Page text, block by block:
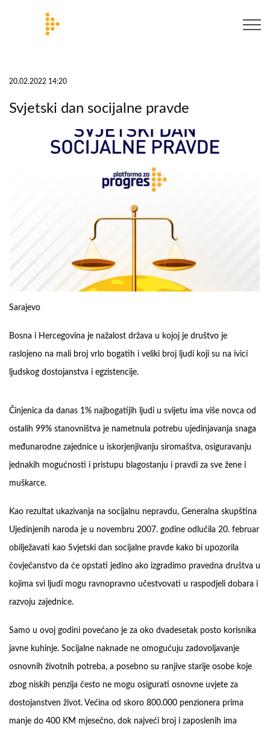
20.02.2022 14:20
Svjetski dan socijalne pravde
Sarajevo
Bosna i Hercegovina je nažalost država u kojoj je društvo je
raslojeno na mali broj vrlo bogatih i veliki broj ljudi koji su na ivici
ljudskog dostojanstva i egzistencije.
Činjenica da danas 1% najbogatijih ljudi u svijetu ima više novca od
ostalih 99% stanovništva je nametnula potrebu ujedinjavanja snaga
međunarodne zajednice u iskorjenjivanju siromaštva, osiguravanju
jednakih mogućnosti i pristupu blagostanju i pravdi za sve žene i
muškarce.
Kao rezultat ukazivanja na socijalnu nepravdu, Generalna skupština
Ujedinjenih naroda je u novembru 2007. godine odlučila 20. februar
obilježavati kao Svjetski dan socijalne pravde kako bi upozorila
čovječanstvo da će opstati jedino ako izgradimo pravedna društva u
kojima svi ljudi mogu ravnopravno učestvovati u raspodjeli dobara i
razvoju zajednice.
Samo u ovoj godini povećano je za oko dvadesetak posto korisnika
javne kuhinje. Socijalne naknade ne omogućuju zadovoljavanje
osnovnih životnih potreba, a posebno su ranjive starije osobe koje
zbog niskih penzija često ne mogu osigurati osnovne uvjete za
dostojanstven život. Većina od skoro 800.000 penzionera prima
manje do 400 KM mjesečno, dok najveći broj i zaposlenih ima